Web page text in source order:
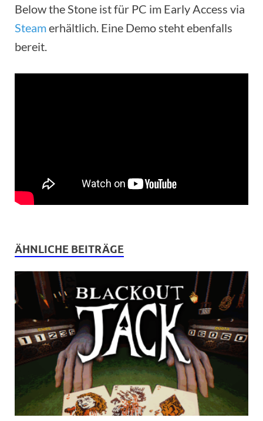
Below the Stone ist für PC im Early Access via
Steamerhältlich. Eine Demo steht ebenfalls
bereit.
ÄHNLICHE BEITRÄGE